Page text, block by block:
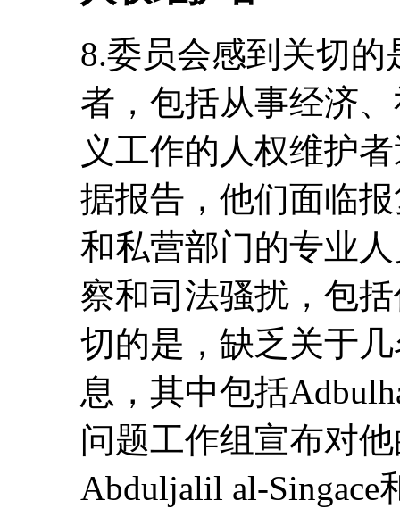
8.委员会感到关切
者，包括从事经济
义工作的人权维护
据报告，他们面临
和私营部门的专业
察和司法骚扰，包
切的是，缺乏关于
息，其中包括
问题工作组宣布对
Abduljalil al-Singace